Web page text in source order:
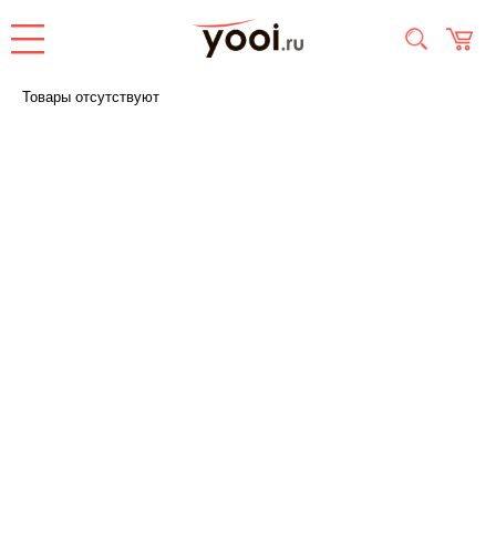
Товары отсутствуют